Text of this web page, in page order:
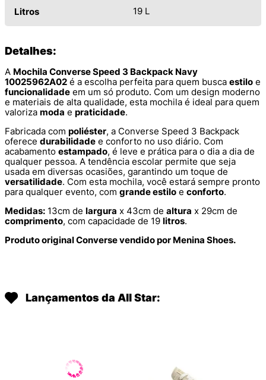
Litros 19 L
Detalhes:
A Mochila Converse Speed 3 Backpack Navy
10025962A02 é a escolha perfeita para quem busca estilo e
funcionalidade em um só produto. Com um design moderno
e materiais de alta qualidade, esta mochila é ideal para quem
valoriza moda e praticidade.
Fabricada com poliéster, a Converse Speed 3 Backpack
oferece durabilidade e conforto no uso diário. Com
acabamento estampado, é leve e prática para o dia a dia de
qualquer pessoa. A tendência escolar permite que seja
usada em diversas ocasiões, garantindo um toque de
versatilidade. Com esta mochila, você estará sempre pronto
para qualquer evento, com grande estilo e conforto.
Medidas: 13cm de largura x 43cm de altura x 29cm de
comprimento, com capacidade de 19 litros.
Produto original Converse vendido por Menina Shoes.
Lançamentos da All Star: